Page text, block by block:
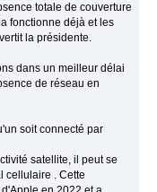
totale de couverture
fonctionne déjà et les
la présidente.
dans un meilleur délai
de réseau en
soit connecté par
satellite, il peut se
cellulaire . Cette